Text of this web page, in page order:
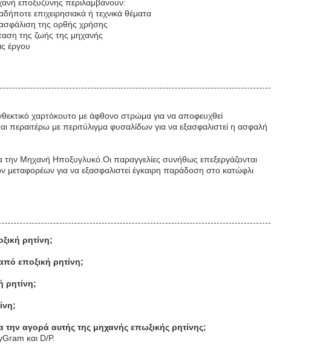
εποξυζύνης περιλαμβάνουν:
επιχειρησιακά ή τεχνικά θέματα
της ορθής χρήσης
της ζωής της μηχανής
έργου
χαρτόκουτο με άφθονο στρώμα για να αποφευχθεί
με περιτύλιγμα φυσαλίδων για να εξασφαλιστεί η ασφαλή
Μηχανή Ηποξυγλυκό.Οι παραγγελίες συνήθως επεξεργάζονται
για να εξασφαλιστεί έγκαιρη παράδοση στο κατώφλι
ρητίνη;
εποξική ρητίνη;
ρητίνη;
την αγορά αυτής της μηχανής επωξικής ρητίνης;
και D/P.